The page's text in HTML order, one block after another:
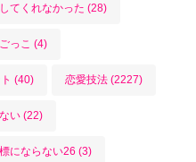
てくれなかった (28)
っこ (4)
(40) 恋愛技法 (2227)
い (22)
にならない26 (3)